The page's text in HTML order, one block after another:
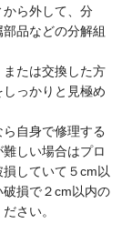
ら外して、分
品などの分解組
たは交換した方
っかりと見極め
自身で修理する
しい場合はプロ
していて５cm以
破損で２cm以内の
さい。